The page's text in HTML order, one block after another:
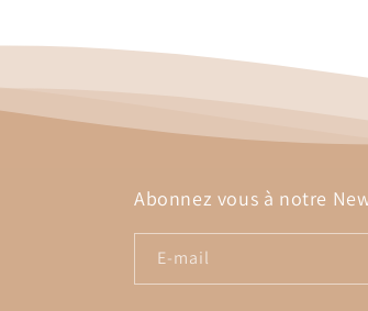
Abonnez vous à notre
E-mail